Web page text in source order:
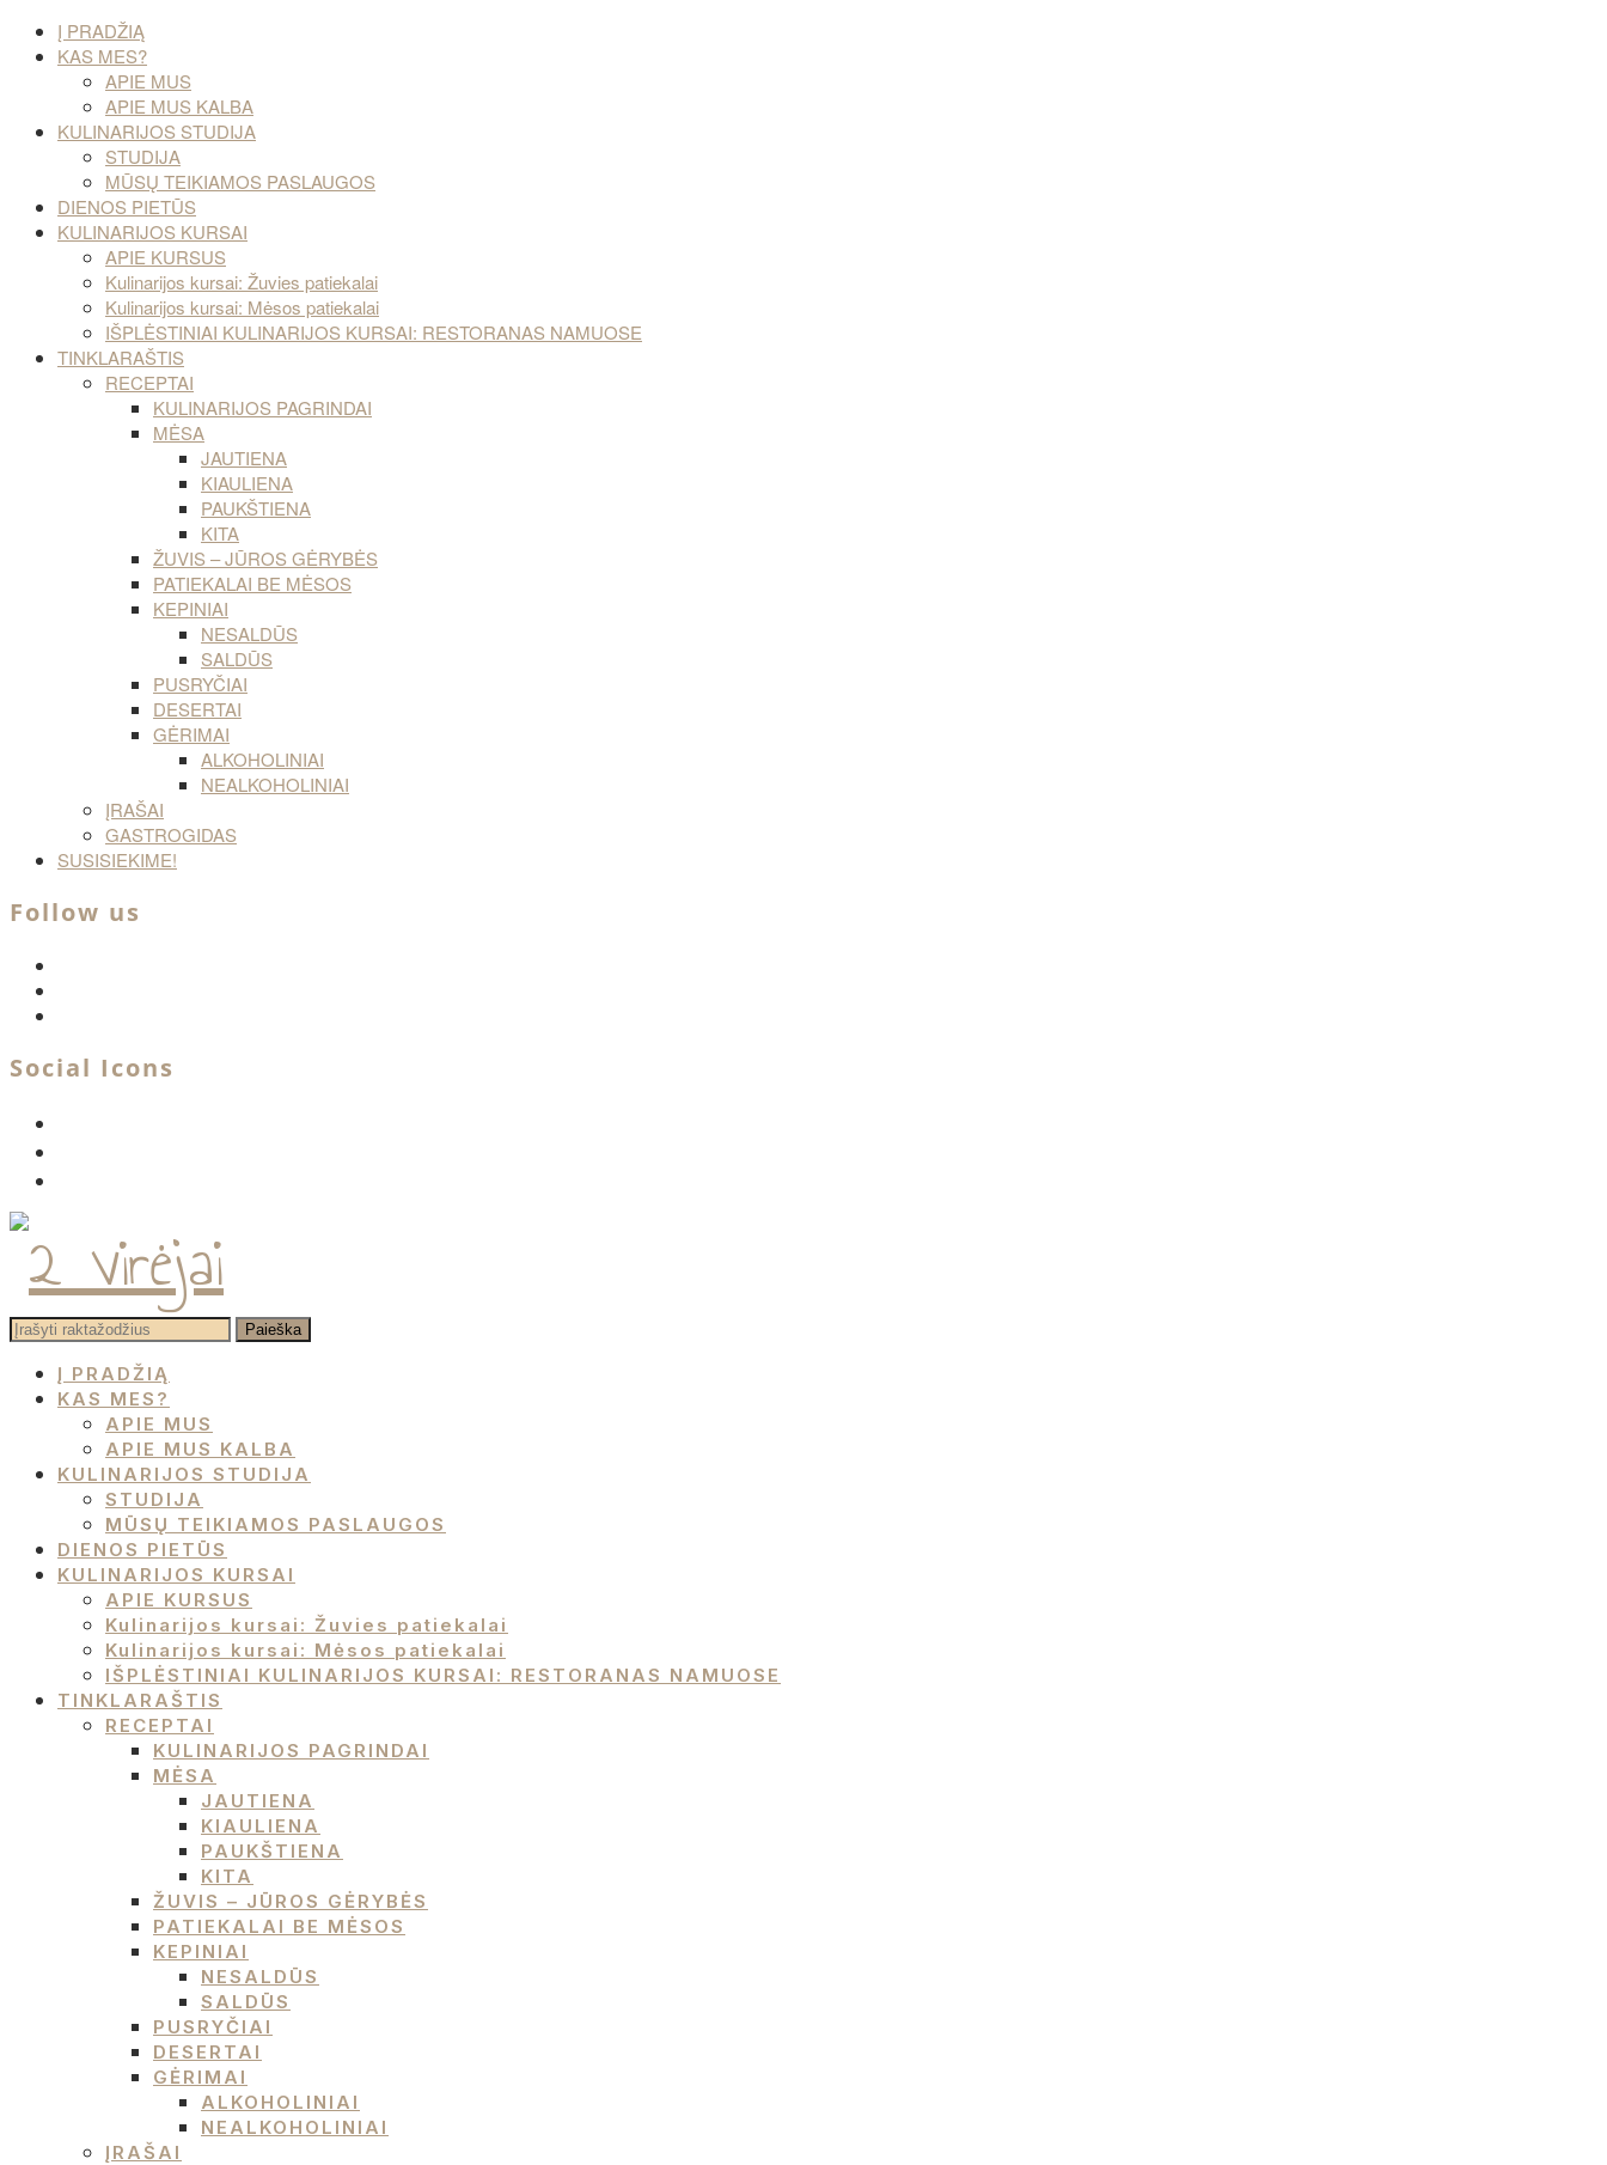
Į PRADŽIĄ
KAS MES?
APIE MUS
APIE MUS KALBA
KULINARIJOS STUDIJA
STUDIJA
MŪSŲ TEIKIAMOS PASLAUGOS
DIENOS PIETŪS
KULINARIJOS KURSAI
APIE KURSUS
Kulinarijos kursai: Žuvies patiekalai
Kulinarijos kursai: Mėsos patiekalai
IŠPLĖSTINIAI KULINARIJOS KURSAI: RESTORANAS NAMUOSE
TINKLARAŠTIS
RECEPTAI
KULINARIJOS PAGRINDAI
MĖSA
JAUTIENA
KIAULIENA
PAUKŠTIENA
KITA
ŽUVIS – JŪROS GĖRYBĖS
PATIEKALAI BE MĖSOS
KEPINIAI
NESALDŪS
SALDŪS
PUSRYČIAI
DESERTAI
GĖRIMAI
ALKOHOLINIAI
NEALKOHOLINIAI
ĮRAŠAI
GASTROGIDAS
SUSISIEKIME!
Follow us
Social Icons
Į PRADŽIĄ
KAS MES?
APIE MUS
APIE MUS KALBA
KULINARIJOS STUDIJA
STUDIJA
MŪSŲ TEIKIAMOS PASLAUGOS
DIENOS PIETŪS
KULINARIJOS KURSAI
APIE KURSUS
Kulinarijos kursai: Žuvies patiekalai
Kulinarijos kursai: Mėsos patiekalai
IŠPLĖSTINIAI KULINARIJOS KURSAI: RESTORANAS NAMUOSE
TINKLARAŠTIS
RECEPTAI
KULINARIJOS PAGRINDAI
MĖSA
JAUTIENA
KIAULIENA
PAUKŠTIENA
KITA
ŽUVIS – JŪROS GĖRYBĖS
PATIEKALAI BE MĖSOS
KEPINIAI
NESALDŪS
SALDŪS
PUSRYČIAI
DESERTAI
GĖRIMAI
ALKOHOLINIAI
NEALKOHOLINIAI
ĮRAŠAI